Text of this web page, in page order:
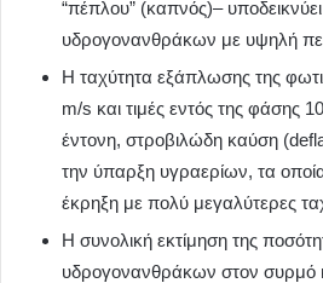
“πέπλου” (καπνός)–
υδρογονανθράκων με υψηλή
Η ταχύτητα εξάπλωσης της
m/s και τιμές εντός της φάσης
έντονη, στροβιλώδη καύση
την ύπαρξη υγραερίων, τα
έκρηξη με πολύ μεγαλύτερες
Η συνολική εκτίμηση της
υδρογονανθράκων στον συρμό